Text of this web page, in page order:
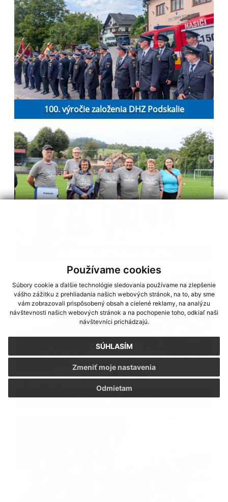
Používame cookies
Súbory cookie a ďalšie technológie sledovania používame na zlepšenie
vášho zážitku z prehliadania našich webových stránok, na to, aby sme
vám zobrazovali prispôsobený obsah a cielené reklamy, na analýzu
návštevnosti našich webových stránok a na pochopenie toho, odkiaľ naši
návštevníci prichádzajú.
SÚHLASÍM
Odmietam
Zmeniť moje nastavenia
100. výročie založenia DHZ Podskalie
Mariánska púť - Vápenica